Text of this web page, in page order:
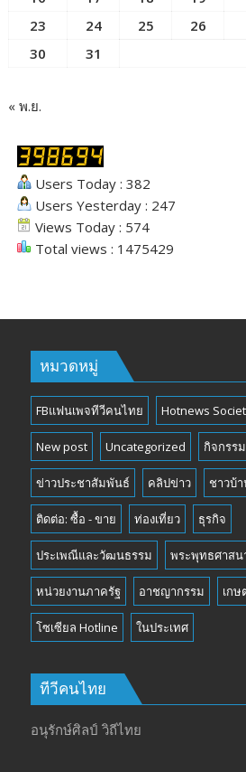
23
24 25 26
30
31
« พ.ย.
Users Today : 382
Users Yesterday : 247
Views Today : 574
Total views : 1475429
หมวดหมู่
FBแฟนเพจทีวีคนไทย Hotnews
New post Uncategorized กิจกรร
ข่าวประชาสัมพันธ์ คลิปข่าว ชาวบ้
ติดต่อ: ซื้อ - ขาย ท่องเที่ยว ธุรกิจ
ประเพณีและวัฒนธรรม พระพุทธศาสน
หน่วยงานภาครัฐ อาชญากรรม เกษ
โซเซียล Hotline ในประเทศ
ทีวีคนไทย
อนุรักษ์ศิลป์ วิถีไทย